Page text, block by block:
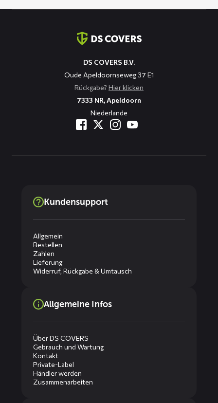
DS COVERS B.V.
Oude Apeldoornseweg 37 E1
Rückgabe? Hier klicken
7333 NR, Apeldoorn
Niederlande
Kundensupport
Allgemein
Bestellen
Zahlen
Lieferung
Widerruf, Rückgabe & Umtausch
Allgemeine Infos
Über DS COVERS
Gebrauch und Wartung
Kontakt
Private-Label
Händler werden
Zusammenarbeiten